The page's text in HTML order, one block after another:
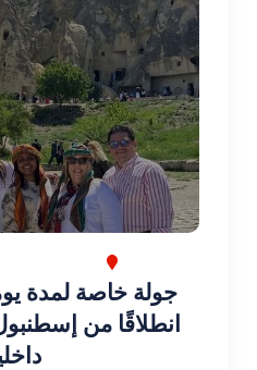
جولة خاصة لمدة
انطلاقًا من